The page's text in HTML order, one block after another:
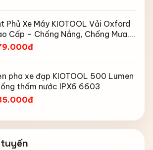
Phủ Xe Máy KIOTOOL Vải Oxford
Cấp – Chống Nắng, Chống Mưa,
Bụi, Chống Tia UV, Có Phản
pha xe đạp KIOTOOL 500 Lumen
thấm nước IPX6 6603